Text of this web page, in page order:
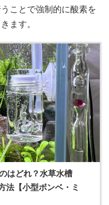
ことで強制的に酸素を
ます。
はどれ？水草水槽
法【小型ボンベ・ミ